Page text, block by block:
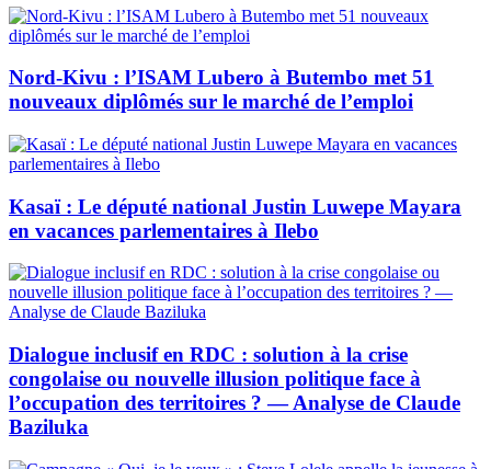
Nord-Kivu : l’ISAM Lubero à Butembo met 51
nouveaux diplômés sur le marché de l’emploi
Kasaï : Le député national Justin Luwepe Mayara
en vacances parlementaires à Ilebo
Dialogue inclusif en RDC : solution à la crise
congolaise ou nouvelle illusion politique face à
l’occupation des territoires ? — Analyse de Claude
Baziluka